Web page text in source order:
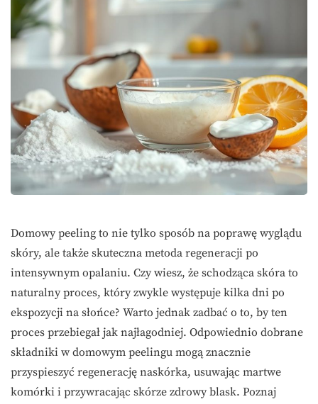
Domowy peeling to nie tylko sposób na poprawę wyglądu
skóry, ale także skuteczna metoda regeneracji po
intensywnym opalaniu. Czy wiesz, że schodząca skóra to
naturalny proces, który zwykle występuje kilka dni po
ekspozycji na słońce? Warto jednak zadbać o to, by ten
proces przebiegał jak najłagodniej. Odpowiednio dobrane
składniki w domowym peelingu mogą znacznie
przyspieszyć regenerację naskórka, usuwając martwe
komórki i przywracając skórze zdrowy blask. Poznaj